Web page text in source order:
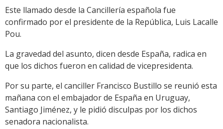
Este llamado desde la Cancillería española fue
confirmado por el presidente de la República, Luis Lacalle
Pou.
La gravedad del asunto, dicen desde España, radica en
que los dichos fueron en calidad de vicepresidenta.
Por su parte, el canciller Francisco Bustillo se reunió esta
mañana con el embajador de España en Uruguay, ​
Santiago Jiménez, y le pidió disculpas por los dichos
senadora nacionalista.